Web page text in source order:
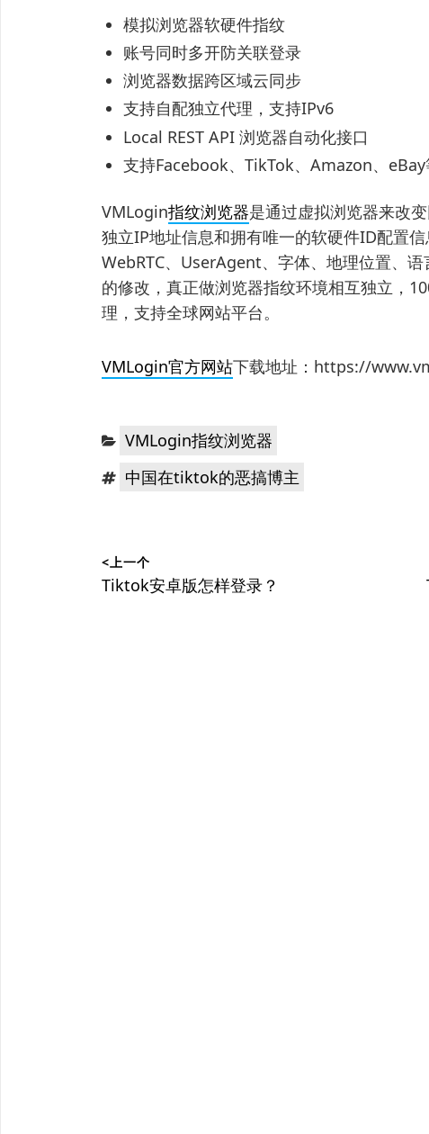
模拟浏览器软硬件指纹
账号同时多开防关联登录
浏览器数据跨区域云同步
支持自配独立代理，支持IPv6
Local REST API 浏览器自动化接口
支持Facebook、TikTok、Amazon、eBay
VMLogin指纹浏览器是通过虚拟浏览器来改
独立IP地址信息和拥有唯一的软硬件ID配置信
WebRTC、UserAgent、字体、地理位置、
的修改，真正做浏览器指纹环境相互独立，
理，支持全球网站平台。
VMLogin官方网站下载地址：https://
分 VMLogin指纹浏览器
标 中国在tiktok的恶搞博主
章
<上一个
上
Tiktok安卓版怎样登录？